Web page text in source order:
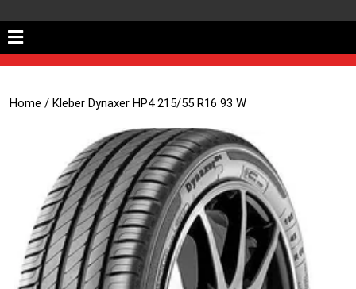
Home / Kleber Dynaxer HP4 215/55 R16 93 W